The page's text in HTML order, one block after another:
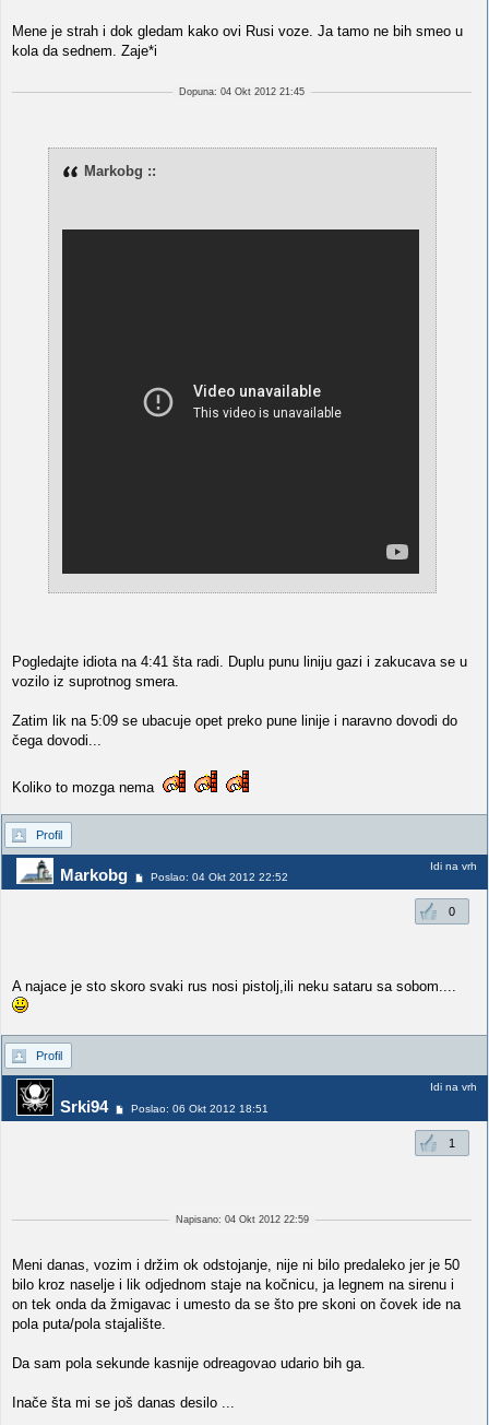
Mene je strah i dok gledam kako ovi Rusi voze. Ja tamo ne bih smeo u
kola da sednem. Zaje*i
Dopuna: 04 Okt 2012 21:45
Markobg ::
Pogledajte idiota na 4:41 šta radi. Duplu punu liniju gazi i zakucava se u
vozilo iz suprotnog smera.
Zatim lik na 5:09 se ubacuje opet preko pune linije i naravno dovodi do
čega dovodi...
Koliko to mozga nema
Profil
Markobg Poslao: 04 Okt 2012 22:52
Idi na vrh
0
A najace je sto skoro svaki rus nosi pistolj,ili neku sataru sa sobom....
Profil
Srki94 Poslao: 06 Okt 2012 18:51
Idi na vrh
1
Napisano: 04 Okt 2012 22:59
Meni danas, vozim i držim ok odstojanje, nije ni bilo predaleko jer je 50
bilo kroz naselje i lik odjednom staje na kočnicu, ja legnem na sirenu i
on tek onda da žmigavac i umesto da se što pre skoni on čovek ide na
pola puta/pola stajalište.
Da sam pola sekunde kasnije odreagovao udario bih ga.
Inače šta mi se još danas desilo ...